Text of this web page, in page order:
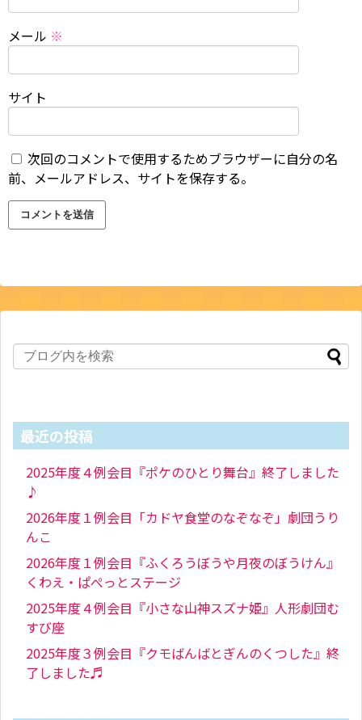
メール ※
サイト
次回のコメントで使用するためブラウザーに自分の名
前、メールアドレス、サイトを保存する。
最近の投稿
2025年度４例会目『ポケのひとり舞台』終了しました
♪
2026年度１例会目「カドヤ食堂のなぞなぞ」劇団うり
んこ
2026年度１例会目『ふくろうぼうや月夜のぼうけん』
くわえ・ぱぺっとステージ
2025年度４例会目『小さな山神スズナ姫』人形劇団む
すび座
2025年度３例会目『クモばんばとぎんのくつした』終
了しました♬